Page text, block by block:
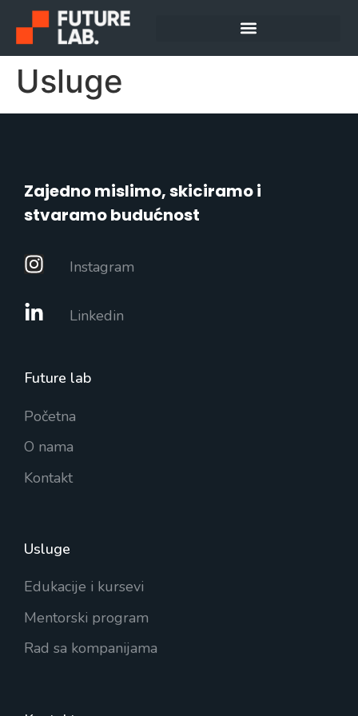
Usluge
Zajedno mislimo, skiciramo i
stvaramo budućnost
Instagram
Linkedin
Future lab
Početna
O nama
Kontakt
Usluge
Edukacije i kursevi
Mentorski program
Rad sa kompanijama